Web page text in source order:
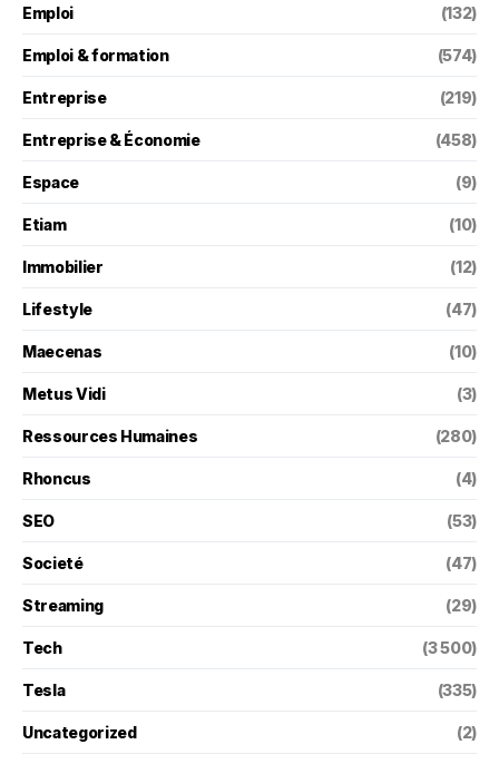
Emploi (132)
Emploi & formation (574)
Entreprise (219)
Entreprise & Économie (458)
Espace (9)
Etiam (10)
Immobilier (12)
Lifestyle (47)
Maecenas (10)
Metus Vidi (3)
Ressources Humaines (280)
Rhoncus (4)
SEO (53)
Societé (47)
Streaming (29)
Tech (3 500)
Tesla (335)
Uncategorized (2)